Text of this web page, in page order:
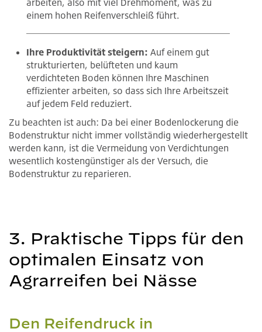
einem hohen Reifenverschleiß führt.
Ihre Produktivität steigern: Auf einem gut
strukturierten, belüfteten und kaum
verdichteten Boden können Ihre Maschinen
effizienter arbeiten, so dass sich Ihre Arbeitszeit
auf jedem Feld reduziert.
Zu beachten ist auch: Da bei einer Bodenlockerung die
Bodenstruktur nicht immer vollständig wiederhergestellt
werden kann, ist die Vermeidung von Verdichtungen
wesentlich kostengünstiger als der Versuch, die
Bodenstruktur zu reparieren.
3. Praktische Tipps für den
optimalen Einsatz von
Agrarreifen bei Nässe
Den Reifendruck in